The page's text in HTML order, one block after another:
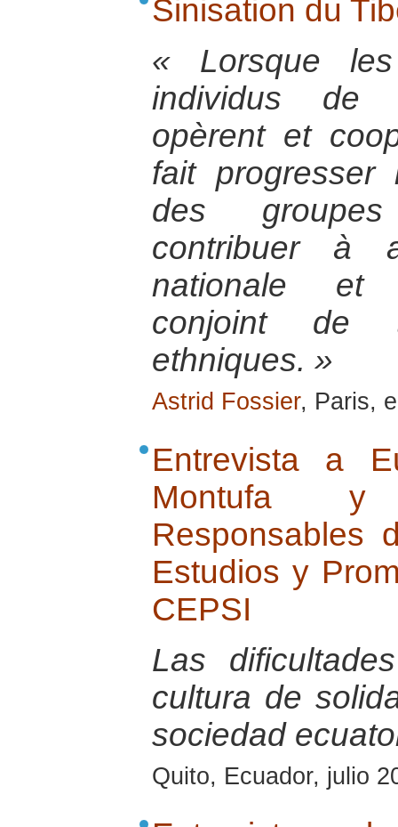
Sinisation du
« Lorsque
individus de
opèrent et
fait progresser
des
contribuer à
nationale et
conjoint de
ethniques. »
Astrid Fossier, Paris,
Entrevista a
Montufa y
Responsables
Estudios y
CEPSI
Las
cultura de
sociedad
Quito, Ecuador, julio